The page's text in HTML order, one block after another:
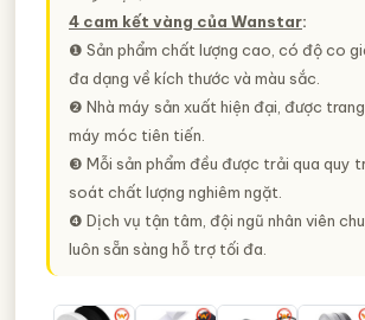
4 cam kết vàng của Wanstar:
❶ Sản phẩm chất lượng cao, có độ co
đa dạng về kích thước và màu sắc.
❷ Nhà máy sản xuất hiện đại, được
máy móc tiên tiến.
❸ Mỗi sản phẩm đều được trải qua quy
soát chất lượng nghiêm ngặt.
❹ Dịch vụ tận tâm, đội ngũ nhân viên
luôn sẵn sàng hỗ trợ tối đa.